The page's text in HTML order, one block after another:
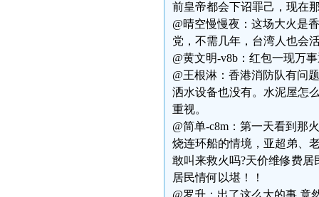
前皇帝都会下诏罪己，现在
@晴空慢慢夜：这场大火是
党，不需几年，台湾人也会
@黄文明-v8b：红包一现万
@王根淋：香港消防队有问
洒水设备也没有。水泥屋怎
重视。
@简单-c8m：第一天看到那
烧连环船的情境，亚超弟、
敢叫来救火吗?天价维修费
居民情何以堪！！
@罗升：出了这么大的事,竟